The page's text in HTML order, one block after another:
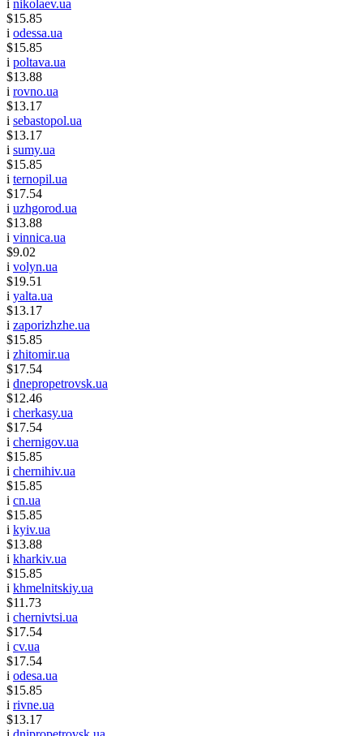
i nikolaev.ua
$15.85
i odessa.ua
$15.85
i poltava.ua
$13.88
i rovno.ua
$13.17
i sebastopol.ua
$13.17
i sumy.ua
$15.85
i ternopil.ua
$17.54
i uzhgorod.ua
$13.88
i vinnica.ua
$9.02
i volyn.ua
$19.51
i yalta.ua
$13.17
i zaporizhzhe.ua
$15.85
i zhitomir.ua
$17.54
i dnepropetrovsk.ua
$12.46
i cherkasy.ua
$17.54
i chernigov.ua
$15.85
i chernihiv.ua
$15.85
i cn.ua
$15.85
i kyiv.ua
$13.88
i kharkiv.ua
$15.85
i khmelnitskiy.ua
$11.73
i chernivtsi.ua
$17.54
i cv.ua
$17.54
i odesa.ua
$15.85
i rivne.ua
$13.17